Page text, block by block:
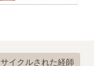
サイクルされた経師